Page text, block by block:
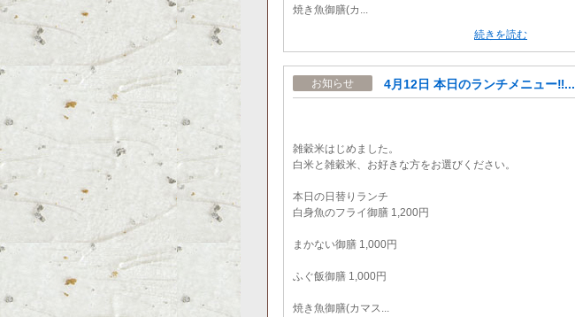
焼き魚御膳(カ...
続きを読む
お知らせ 4月12日 本日のランチメニュー‼...
雑穀米はじめました。
白米と雑穀米、お好きな方をお選びください。
本日の日替りランチ
白身魚のフライ御膳 1,200円
まかない御膳 1,000円
ふぐ飯御膳 1,000円
焼き魚御膳(カマス...